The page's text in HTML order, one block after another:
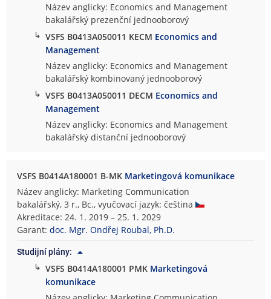
Název anglicky: Economics and Management
bakalářský prezenční jednooborový
↳ VSFS B0413A050011 KECM Economics and
Management
Název anglicky: Economics and Management
bakalářský kombinovaný jednooborový
↳ VSFS B0413A050011 DECM Economics and
Management
Název anglicky: Economics and Management
bakalářský distanční jednooborový
VSFS B0414A180001 B-MK Marketingová komunikace
Název anglicky: Marketing Communication
bakalářský, 3 r., Bc., vyučovací jazyk: čeština
Akreditace: 24. 1. 2019 – 25. 1. 2029
Garant:doc. Mgr. Ondřej Roubal, Ph.D.
Studijní plány:
↳ VSFS B0414A180001 PMK Marketingová
komunikace